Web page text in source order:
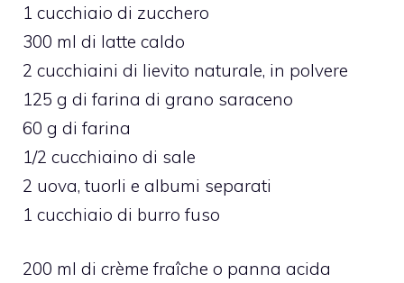
1 cucchiaio di zucchero
300 ml di latte caldo
2 cucchiaini di lievito naturale, in polvere
125 g di farina di grano saraceno
60 g di farina
1/2 cucchiaino di sale
2 uova, tuorli e albumi separati
1 cucchiaio di burro fuso
200 ml di crème fraîche o panna acida